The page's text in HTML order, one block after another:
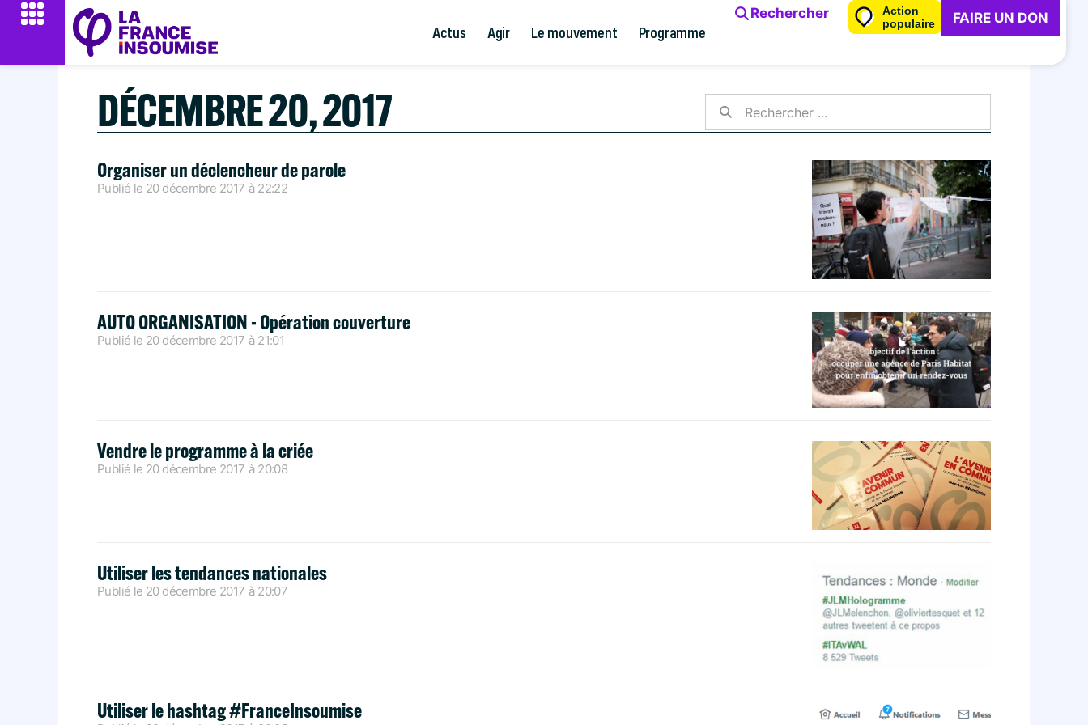
Actus Agir Le mouvement Programme
Rechercher
Action
populaire
FAIRE UN DON
DÉCEMBRE 20, 2017
Organiser un déclencheur de parole
Publié le 20 décembre 2017 à 22:22
AUTO ORGANISATION - Opération couverture
Publié le 20 décembre 2017 à 21:01
Vendre le programme à la criée
Publié le 20 décembre 2017 à 20:08
Utiliser les tendances nationales
Publié le 20 décembre 2017 à 20:07
Utiliser le hashtag #FranceInsoumise